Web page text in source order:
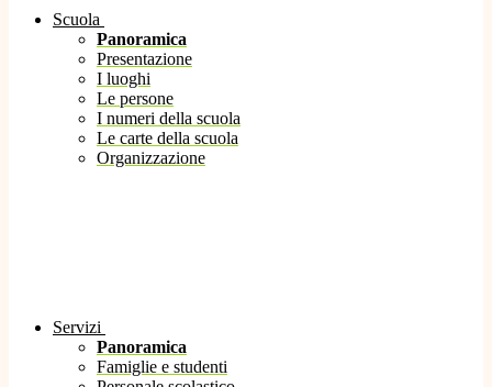
Scuola
Panoramica
Presentazione
I luoghi
Le persone
I numeri della scuola
Le carte della scuola
Organizzazione
Servizi
Panoramica
Famiglie e studenti